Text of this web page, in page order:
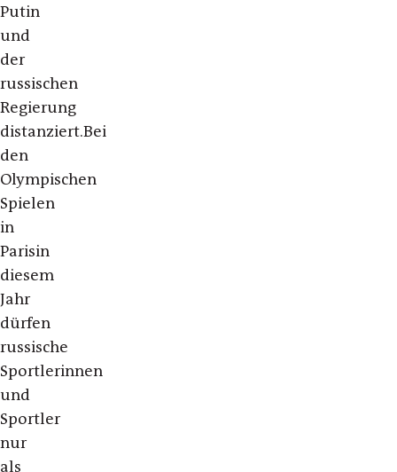
Putin
und
der
russischen
Regierung
distanziert.Bei
den
Olympischen
Spielen
in
Parisin
diesem
Jahr
dürfen
russische
Sportlerinnen
und
Sportler
nur
als